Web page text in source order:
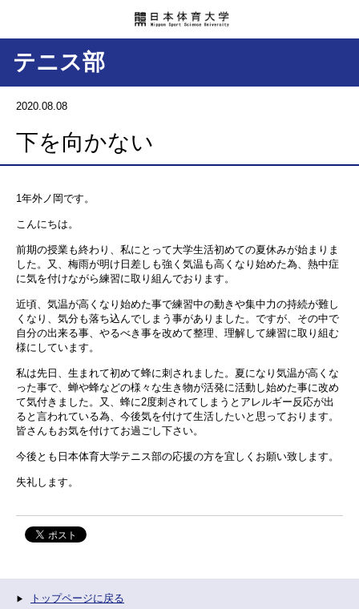
テニス部
2020.08.08
下を向かない
1年外ノ岡です。
こんにちは。
前期の授業も終わり、私にとって大学生活初めての夏休みが始まりま
した。又、梅雨が明け日差しも強く気温も高くなり始めた為、熱中症
に気を付けながら練習に取り組んでおります。
近頃、気温が高くなり始めた事で練習中の動きや集中力の持続が難し
くなり、気分も落ち込んでしまう事がありました。ですが、その中で
自分の出来る事、やるべき事を改めて整理、理解して練習に取り組む
様にしています。
私は先日、生まれて初めて蜂に刺されました。夏になり気温が高くな
った事で、蝉や蜂などの様々な生き物が活発に活動し始めた事に改め
て気付きました。又、蜂に2度刺されてしまうとアレルギー反応が出
ると言われている為、今後気を付けて生活したいと思っております。
皆さんもお気を付けてお過ごし下さい。
今後とも日本体育大学テニス部の応援の方を宜しくお願い致します。
失礼します。
トップページに戻る